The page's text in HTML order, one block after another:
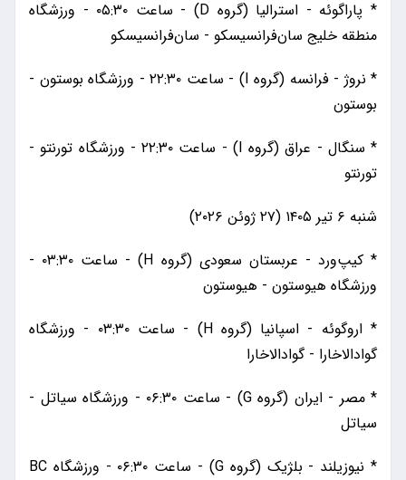
* پاراگوئه - استرالیا (گروه D) - ساعت ۰۵:۳۰ - ورزشگاه
منطقه خلیج سان‌فرانسیسکو - سان‌فرانسیسکو
* نروژ - فرانسه (گروه I) - ساعت ۲۲:۳۰ - ورزشگاه بوستون -
بوستون
* سنگال - عراق (گروه I) - ساعت ۲۲:۳۰ - ورزشگاه تورنتو -
تورنتو
شنبه ۶ تیر ۱۴۰۵ (۲۷ ژوئن ۲۰۲۶)
* کیپ‌ورد - عربستان سعودی (گروه H) - ساعت ۰۳:۳۰ -
ورزشگاه هیوستون - هیوستون
* اروگوئه - اسپانیا (گروه H) - ساعت ۰۳:۳۰ - ورزشگاه
گوادالاخارا - گوادالاخارا
* مصر - ایران (گروه G) - ساعت ۰۶:۳۰ - ورزشگاه سیاتل -
سیاتل
* نیوزیلند - بلژیک (گروه G) - ساعت ۰۶:۳۰ - ورزشگاه BC